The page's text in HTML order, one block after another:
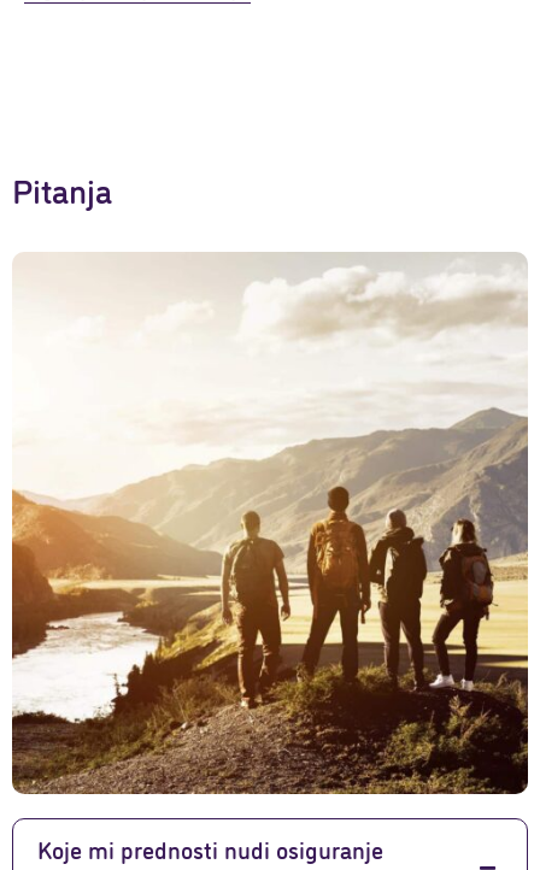
Pitanja
Koje mi prednosti nudi osiguranje